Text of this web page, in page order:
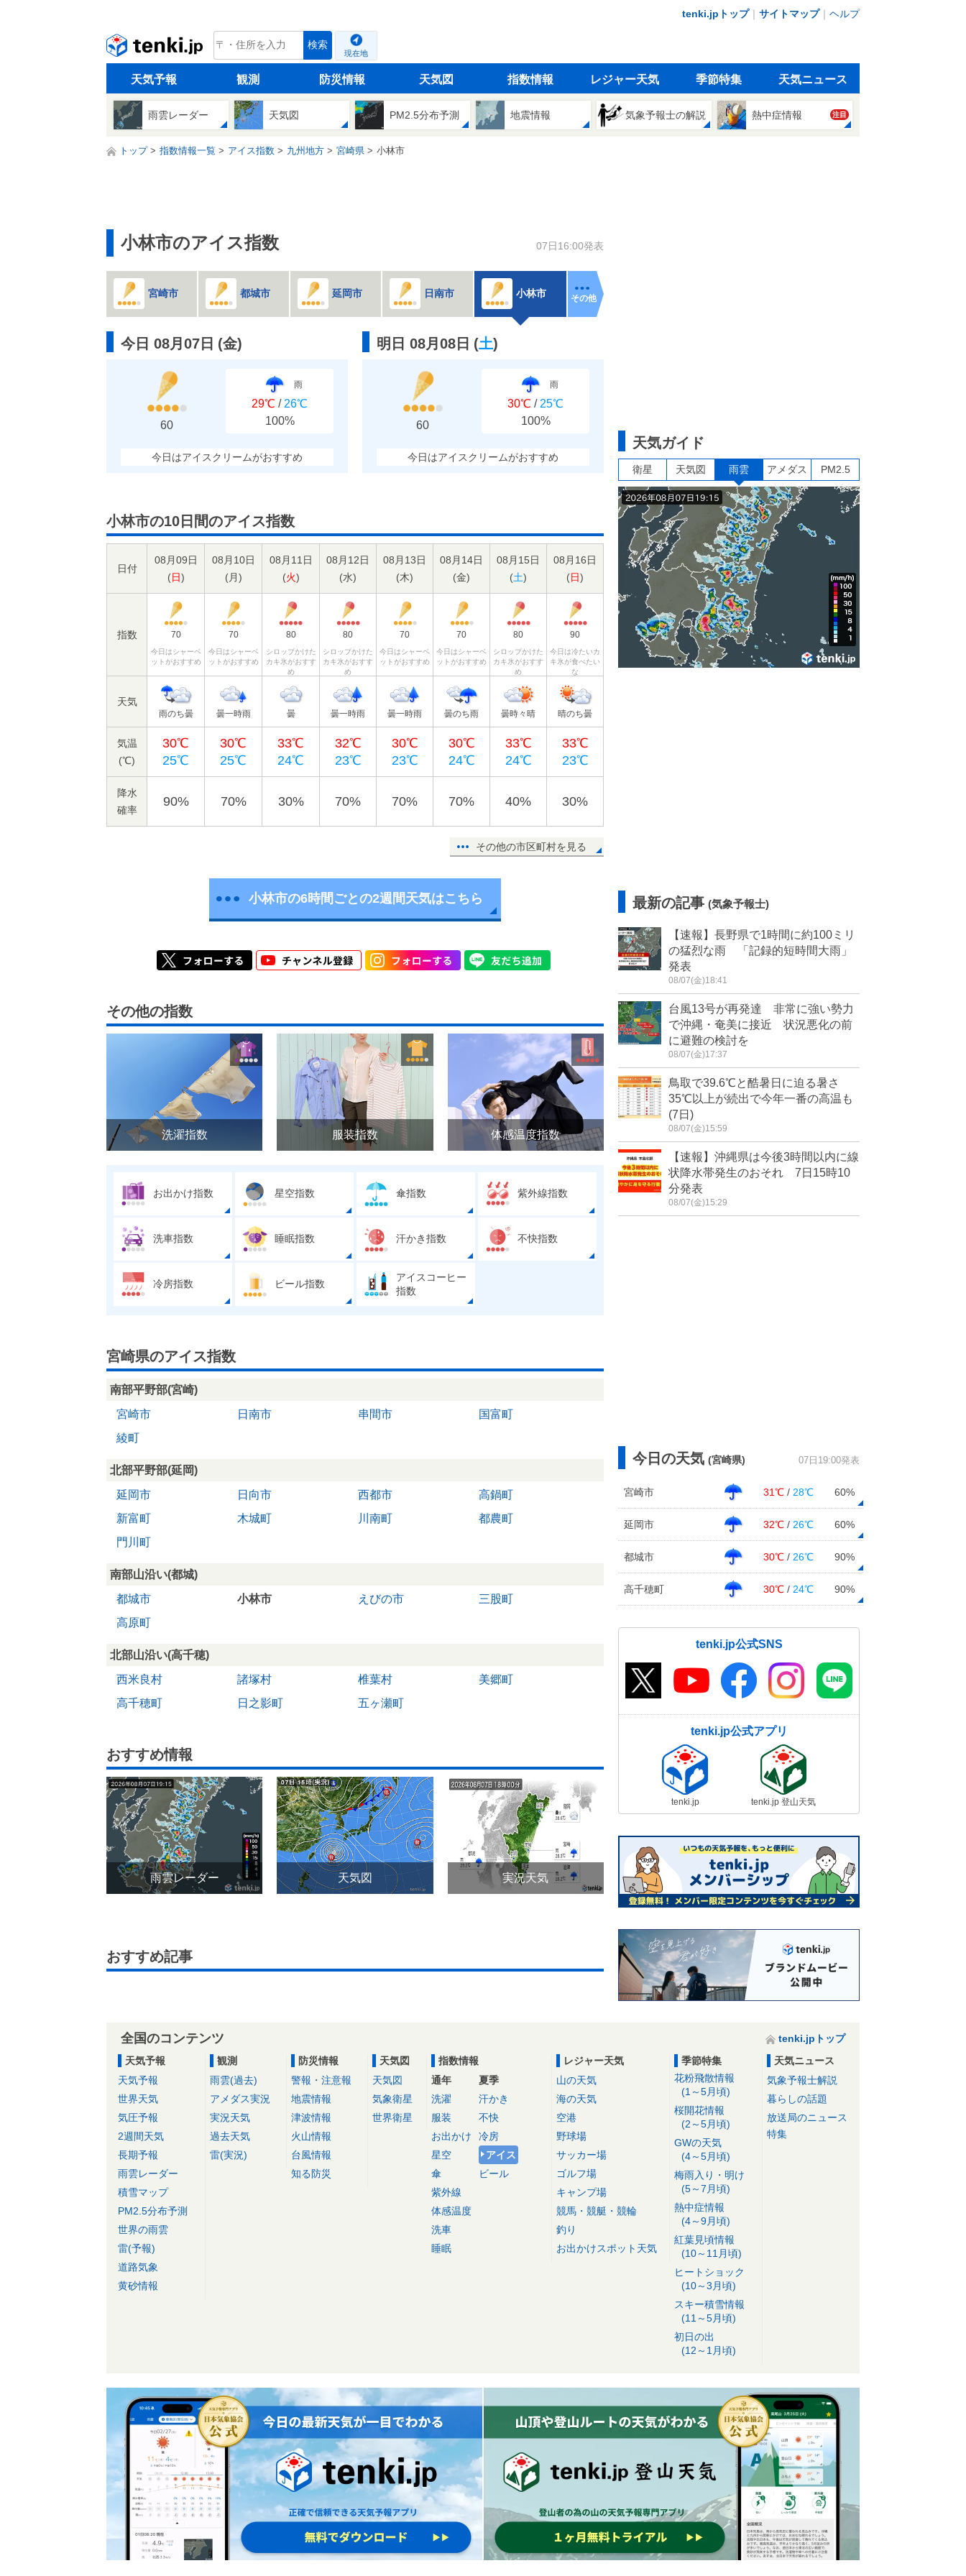
tenki.jpトップ｜ サイトマップ｜ ヘルプ
tenki.jp 検索
現在地
天気予報 観測 防災情報 天気図 指数情報 レジャー天気 季節特集 天気ニュース
雨雲レーダー 天気図 PM2.5分布予測 地震情報 気象予報士の解説 熱中症情報 注目
トップ 指数情報一覧 アイス指数 九州地方 宮崎県 小林市
小林市のアイス指数 07日16:00発表
宮崎市 都城市 延岡市 日南市 小林市 その他
今日 08月07日 (金)
60
雨
29℃ / 26℃
100%
今日はアイスクリームがおすすめ
明日 08月08日 (土)
60
雨
30℃ / 25℃
100%
今日はアイスクリームがおすすめ
小林市の10日間のアイス指数
日付
08月09日
(日)
08月10日
(月)
08月11日
(火)
08月12日
(水)
08月13日
(木)
08月14日
(金)
08月15日
(土)
08月16日
(日)
指数 70
今日はシャーベ
ットがおすすめ
70
今日はシャーベ
ットがおすすめ
80
シロップかけた
カキ氷がおすす
め
80
シロップかけた
カキ氷がおすす
め
70
今日はシャーベ
ットがおすすめ
70
今日はシャーベ
ットがおすすめ
80
シロップかけた
カキ氷がおすす
め
90
今日は冷たいカ
キ氷が食べたい
な
天気
雨のち曇 曇一時雨 曇 曇一時雨 曇一時雨 曇のち雨 曇時々晴 晴のち曇
気温
(℃)
30℃
25℃
30℃
25℃
33℃
24℃
32℃
23℃
30℃
23℃
30℃
24℃
33℃
24℃
33℃
23℃
降水
確率
90% 70% 30% 70% 70% 70% 40% 30%
その他の市区町村を見る
小林市の6時間ごとの2週間天気はこちら
その他の指数
洗濯指数 服装指数 体感温度指数
お出かけ指数 星空指数 傘指数 紫外線指数
洗車指数 睡眠指数 汗かき指数 不快指数
冷房指数 ビール指数
アイスコーヒー
指数
宮崎県のアイス指数
南部平野部(宮崎)
宮崎市
日南市 串間市
国富町
綾町
北部平野部(延岡)
延岡市
日向市 西都市
高鍋町
新富町
木城町 川南町
都農町
門川町
南部山沿い(都城)
都城市
小林市 えびの市
三股町
高原町
北部山沿い(高千穂)
西米良村
諸塚村 椎葉村
美郷町
高千穂町
日之影町 五ヶ瀬町
おすすめ情報
雨雲レーダー 天気図 実況天気
おすすめ記事
天気ガイド
衛星 天気図 雨雲 アメダス PM2.5
最新の記事 (気象予報士)
【速報】長野県で1時間に約100ミリ
の猛烈な雨 「記録的短時間大雨」
発表
08/07(金)18:41
台風13号が再発達 非常に強い勢力
で沖縄・奄美に接近 状況悪化の前
に避難の検討を
08/07(金)17:37
鳥取で39.6℃と酷暑日に迫る暑さ
35℃以上が続出で今年一番の高温も
(7日)
08/07(金)15:59
【速報】沖縄県は今後3時間以内に線
状降水帯発生のおそれ 7日15時10
分発表
08/07(金)15:29
今日の天気 (宮崎県) 07日19:00発表
宮崎市 31℃ / 28℃ 60%
延岡市 32℃ / 26℃ 60%
都城市 30℃ / 26℃ 90%
高千穂町 30℃ / 24℃ 90%
tenki.jp公式SNS
tenki.jp公式アプリ
tenki.jp tenki.jp 登山天気
全国のコンテンツ
tenki.jpトップ
天気予報
天気予報
世界天気
気圧予報
2週間天気
長期予報
雨雲レーダー
積雪マップ
PM2.5分布予測
世界の雨雲
雷(予報)
道路気象
黄砂情報
観測
雨雲(過去)
アメダス実況
実況天気
過去天気
雷(実況)
防災情報
警報・注意報
地震情報
津波情報
火山情報
台風情報
知る防災
天気図
天気図
気象衛星
世界衛星
指数情報
通年
洗濯
服装
お出かけ
星空
傘
紫外線
体感温度
洗車
睡眠
夏季
汗かき
不快
冷房
アイス
ビール
レジャー天気
山の天気
海の天気
空港
野球場
サッカー場
ゴルフ場
キャンプ場
競馬・競艇・競輪
釣り
お出かけスポット天気
季節特集
花粉飛散情報
(1～5月頃)
桜開花情報
(2～5月頃)
GWの天気
(4～5月頃)
梅雨入り・明け
(5～7月頃)
熱中症情報
(4～9月頃)
紅葉見頃情報
(10～11月頃)
ヒートショック
(10～3月頃)
スキー積雪情報
(11～5月頃)
初日の出
(12～1月頃)
天気ニュース
気象予報士解説
暮らしの話題
放送局のニュース
特集